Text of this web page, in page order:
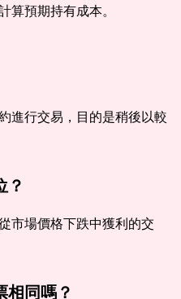
算預期持有成本。
進行交易，目的是稍後以較
？
市場價格下跌中獲利的交
相同嗎？